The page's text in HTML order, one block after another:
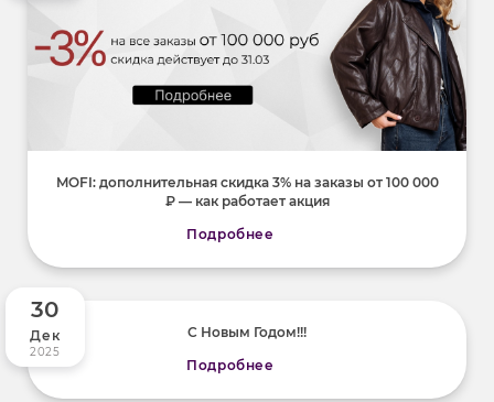
MOFI: дополнительная скидка 3% на заказы от 100 000
₽ — как работает акция
Подробнее
С Новым Годом!!!
Подробнее
30
Дек
2025